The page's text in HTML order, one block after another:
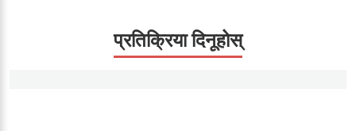
प्रतिक्रिया दिनूहोस्